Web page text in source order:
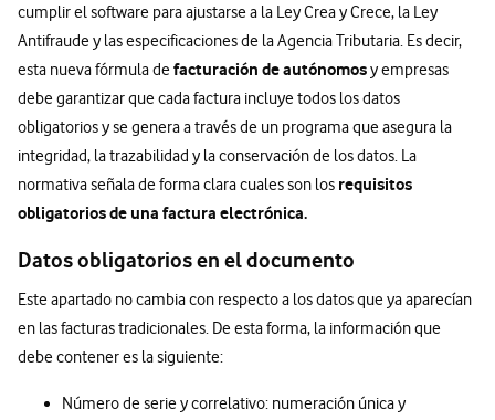
cumplir el software para ajustarse a la Ley Crea y Crece, la Ley
Antifraude y las especificaciones de la Agencia Tributaria. Es decir,
esta nueva fórmula defacturación de autónomosy empresas
debe garantizar que cada factura incluye todos los datos
obligatorios y se genera a través de un programa que asegura la
integridad, la trazabilidad y la conservación de los datos. La
normativa señala de forma clara cuales son los requisitos
obligatorios de una factura electrónica.
Datos obligatorios en el documento
Este apartado no cambia con respecto a los datos que ya aparecían
en las facturas tradicionales. De esta forma, la información que
debe contener es la siguiente:
Número de serie y correlativo: numeración única y